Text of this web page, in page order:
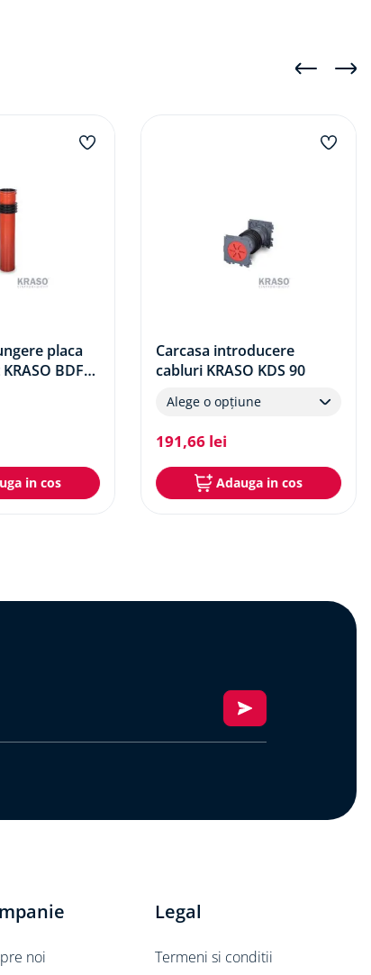
placa
BDF
in cos
Carcasa introducere
cabluri KRASO KDS 90
Alege o opțiune
191,66 lei
Adauga in cos
noi
Legal
Termeni si conditii